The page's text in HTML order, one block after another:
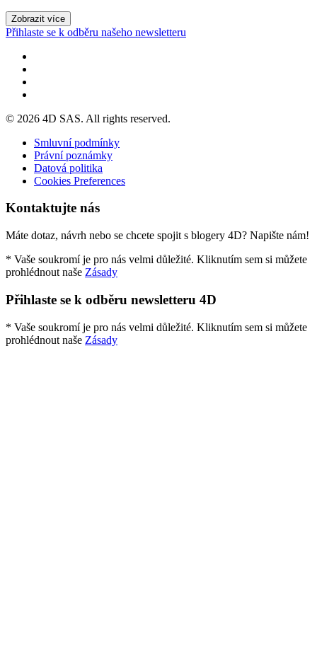
Zobrazit více
Přihlaste se k odběru našeho newsletteru
© 2026 4D SAS. All rights reserved.
Smluvní podmínky
Právní poznámky
Datová politika
Cookies Preferences
Kontaktujte nás
Máte dotaz, návrh nebo se chcete spojit s blogery 4D? Napište nám!
* Vaše soukromí je pro nás velmi důležité. Kliknutím sem si můžete
prohlédnout naše Zásady
Přihlaste se k odběru newsletteru 4D
* Vaše soukromí je pro nás velmi důležité. Kliknutím sem si můžete
prohlédnout naše Zásady